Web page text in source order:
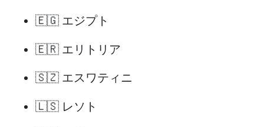
🇪🇬 エジプト
🇪🇷 エリトリア
🇸🇿 エスワティニ
🇱🇸 レソト